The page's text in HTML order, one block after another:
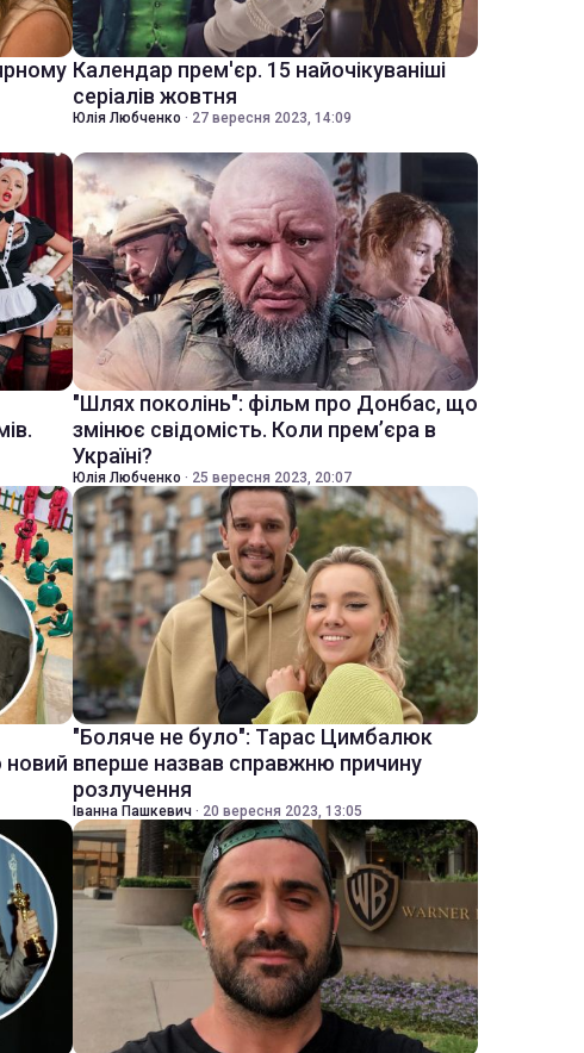
Календар прем'єр. 15 найочікуваніші
серіалів жовтня
Юлія Любченко · 27 вересня 2023, 14:09
"Шлях поколінь": фільм про Донбас, що
змінює свідомість. Коли прем’єра в
Україні?
Юлія Любченко · 25 вересня 2023, 20:07
новий
"Боляче не було": Тарас Цимбалюк
вперше назвав справжню причину
розлучення
Іванна Пашкевич · 20 вересня 2023, 13:05